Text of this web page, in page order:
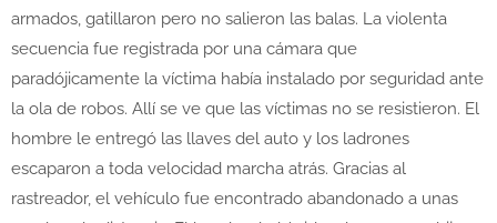
armados, gatillaron pero no salieron las balas. La violenta
secuencia fue registrada por una cámara que
paradójicamente la víctima había instalado por seguridad ante
la ola de robos. Allí se ve que las víctimas no se resistieron. El
hombre le entregó las llaves del auto y los ladrones
escaparon a toda velocidad marcha atrás. Gracias al
rastreador, el vehículo fue encontrado abandonado a unas